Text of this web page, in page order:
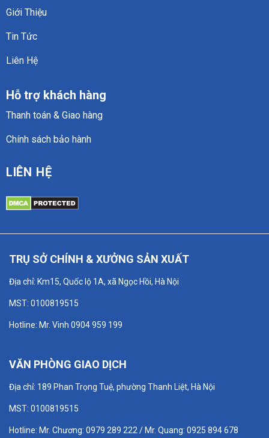
Giới Thiệu
Tin Tức
Liên Hệ
Hỗ trợ khách hàng
Thanh toán & Giao hàng
Chính sách bảo hành
LIÊN HỆ
TRỤ SỞ CHÍNH & XƯỞNG SẢN XUẤT
Địa chỉ: Km15, Quốc lộ 1A, xã Ngọc Hồi, Hà Nội
MST: 0100819515
Hotline: Mr. Vinh 0904 959 199
VĂN PHÒNG GIAO DỊCH
Địa chỉ: 189 Phan Trọng Tuệ, phường Thanh Liệt, Hà Nội
MST: 0100819515
Hotline: Mr. Chương: 0979 289 222 / Mr. Quang: 0925 894 678